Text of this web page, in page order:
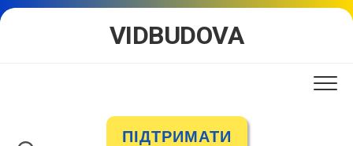
Skip
VIDBUDOVA
ПІДТРИМАТИ